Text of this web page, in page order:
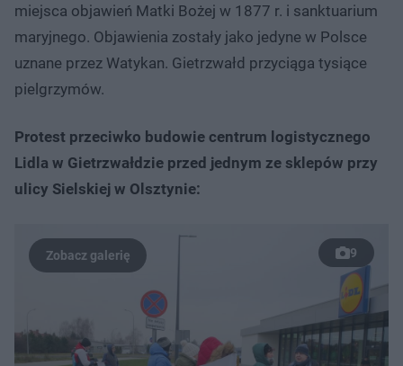
miejsca objawień Matki Bożej w 1877 r. i sanktuarium
maryjnego. Objawienia zostały jako jedyne w Polsce
uznane przez Watykan. Gietrzwałd przyciąga tysiące
pielgrzymów.
Protest przeciwko budowie centrum logistycznego
Lidla w Gietrzwałdzie przed jednym ze sklepów przy
ulicy Sielskiej w Olsztynie:
9